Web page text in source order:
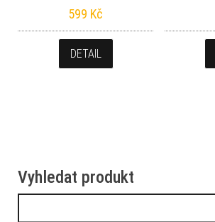
599 Kč
DETAIL
Vyhledat produkt